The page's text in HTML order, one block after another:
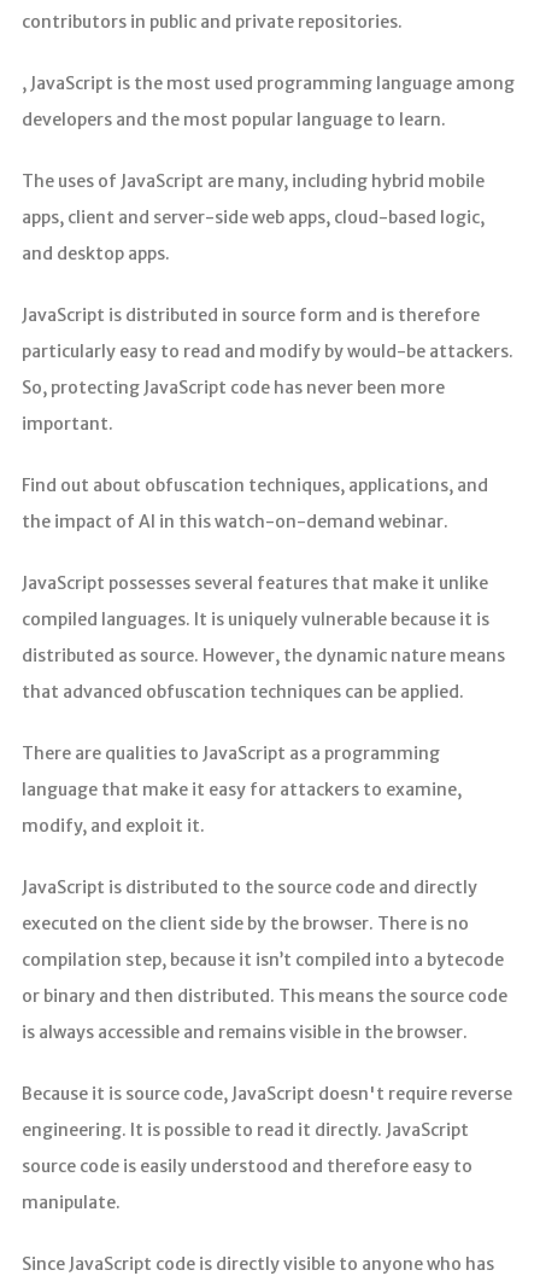
contributors in public and private repositories.
, JavaScript is the most used programming language among
developers and the most popular language to learn.
The uses of JavaScript are many, including hybrid mobile
apps, client and server-side web apps, cloud-based logic,
and desktop apps.
JavaScript is distributed in source form and is therefore
particularly easy to read and modify by would-be attackers.
So, protecting JavaScript code has never been more
important.
Find out about obfuscation techniques, applications, and
the impact of AI in this watch-on-demand webinar.
JavaScript possesses several features that make it unlike
compiled languages. It is uniquely vulnerable because it is
distributed as source. However, the dynamic nature means
that advanced obfuscation techniques can be applied.
There are qualities to JavaScript as a programming
language that make it easy for attackers to examine,
modify, and exploit it.
JavaScript is distributed to the source code and directly
executed on the client side by the browser. There is no
compilation step, because it isn’t compiled into a bytecode
or binary and then distributed. This means the source code
is always accessible and remains visible in the browser.
Because it is source code, JavaScript doesn't require reverse
engineering. It is possible to read it directly. JavaScript
source code is easily understood and therefore easy to
manipulate.
Since JavaScript code is directly visible to anyone who has